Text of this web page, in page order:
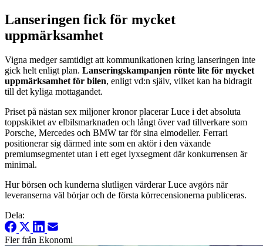
Lanseringen fick för mycket
uppmärksamhet
Vigna medger samtidigt att kommunikationen kring lanseringen inte
gick helt enligt plan. Lanseringskampanjen rönte lite för mycket
uppmärksamhet för bilen, enligt vd:n själv, vilket kan ha bidragit
till det kyliga mottagandet.
Priset på nästan sex miljoner kronor placerar Luce i det absoluta
toppskiktet av elbilsmarknaden och långt över vad tillverkare som
Porsche, Mercedes och BMW tar för sina elmodeller. Ferrari
positionerar sig därmed inte som en aktör i den växande
premiumsegmentet utan i ett eget lyxsegment där konkurrensen är
minimal.
Hur börsen och kunderna slutligen värderar Luce avgörs när
leveranserna väl börjar och de första körrecensionerna publiceras.
Dela:
Fler från Ekonomi